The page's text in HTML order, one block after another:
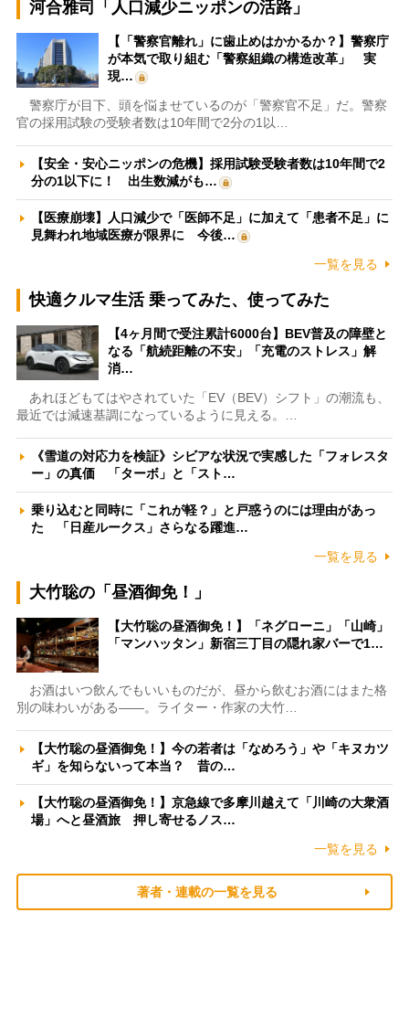
河合雅司「人口減少ニッポンの活路」
【「警察官離れ」に歯止めはかかるか？】警察庁
が本気で取り組む「警察組織の構造改革」 実
現…
警察庁が目下、頭を悩ませているのが「警察官不足」だ。警察
官の採用試験の受験者数は10年間で2分の1以…
【安全・安心ニッポンの危機】採用試験受験者数は10年間で2
分の1以下に！ 出生数減がも…
【医療崩壊】人口減少で「医師不足」に加えて「患者不足」に
見舞われ地域医療が限界に 今後…
一覧を見る
快適クルマ生活 乗ってみた、使ってみた
【4ヶ月間で受注累計6000台】BEV普及の障壁と
なる「航続距離の不安」「充電のストレス」解
消…
あれほどもてはやされていた「EV（BEV）シフト」の潮流も、
最近では減速基調になっているように見える。…
《雪道の対応力を検証》シビアな状況で実感した「フォレスタ
ー」の真価 「ターボ」と「スト…
乗り込むと同時に「これが軽？」と戸惑うのには理由があっ
た 「日産ルークス」さらなる躍進…
一覧を見る
大竹聡の「昼酒御免！」
【大竹聡の昼酒御免！】「ネグローニ」「山崎」
「マンハッタン」新宿三丁目の隠れ家バーで1…
お酒はいつ飲んでもいいものだが、昼から飲むお酒にはまた格
別の味わいがある――。ライター・作家の大竹…
【大竹聡の昼酒御免！】今の若者は「なめろう」や「キヌカツ
ギ」を知らないって本当？ 昔の…
【大竹聡の昼酒御免！】京急線で多摩川越えて「川崎の大衆酒
場」へと昼酒旅 押し寄せるノス…
一覧を見る
著者・連載の一覧を見る